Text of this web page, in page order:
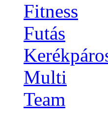
Fitness
Futás
Multi
Team